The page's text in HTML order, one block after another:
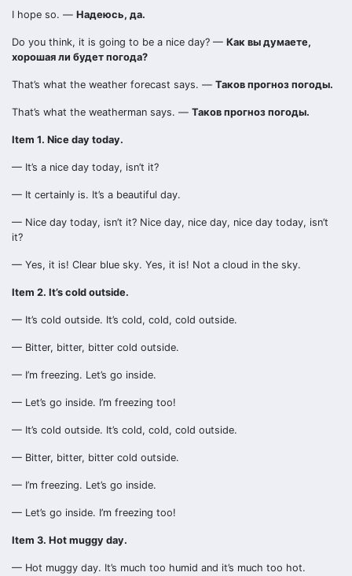
I hope so. — Надеюсь, да.
Do you think, it is going to be a nice day? — Как вы думаете,
хорошая ли будет погода?
That’s what the weather forecast says. — Таков прогноз погоды.
That’s what the weatherman says. — Таков прогноз погоды.
Item 1. Nice day today.
— It’s a nice day today, isn’t it?
— It certainly is. It’s a beautiful day.
— Nice day today, isn’t it? Nice day, nice day, nice day today, isn’t
it?
— Yes, it is! Clear blue sky. Yes, it is! Not a cloud in the sky.
Item 2. It’s cold outside.
— It’s cold outside. It’s cold, cold, cold outside.
— Bitter, bitter, bitter cold outside.
— I’m freezing. Let’s go inside.
— Let’s go inside. I’m freezing too!
— It’s cold outside. It’s cold, cold, cold outside.
— Bitter, bitter, bitter cold outside.
— I’m freezing. Let’s go inside.
— Let’s go inside. I’m freezing too!
Item 3. Hot muggy day.
— Hot muggy day. It’s much too humid and it’s much too hot.